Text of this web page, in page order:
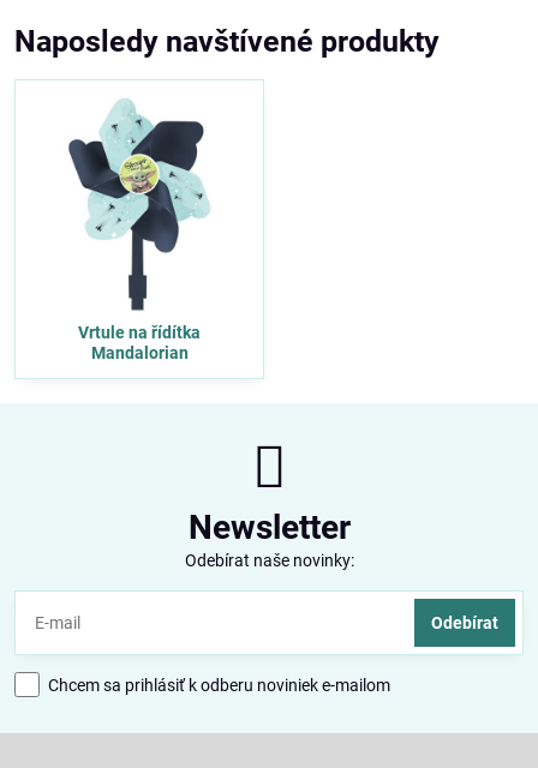
Naposledy navštívené produkty
Vrtule na řídítka
Mandalorian
Newsletter
Odebírat naše novinky:
Odebírat
Chcem sa prihlásiť k odberu noviniek e-mailom